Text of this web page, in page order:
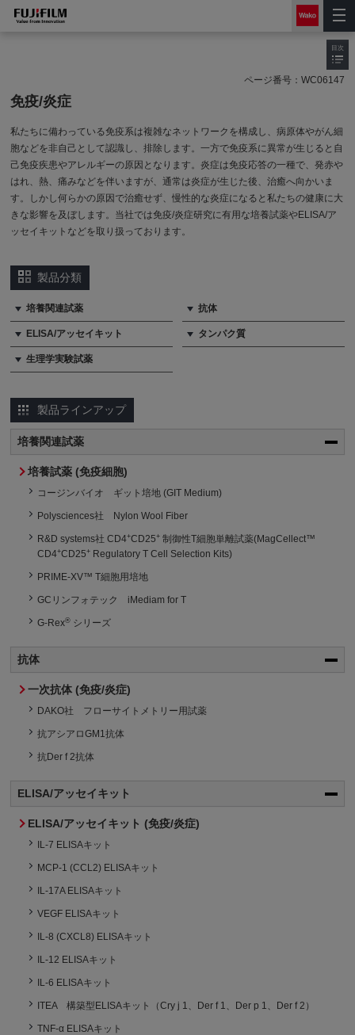
ページ番号： WC06147
免疫/炎症
私たちに備わっている免疫系は複雑なネットワークを構成し、病原体やがん細
胞などを非自己として認識し、排除します。一方で免疫系に異常が生じると自
己免疫疾患やアレルギーの原因となります。炎症は免疫応答の一種で、発赤や
はれ、熱、痛みなどを伴いますが、通常は炎症が生じた後、治癒へ向かいま
す。しかし何らかの原因で治癒せず、慢性的な炎症になると私たちの健康に大
きな影響を及ぼします。当社では免疫/炎症研究に有用な培養試薬やELISA/ア
ッセイキットなどを取り扱っております。
製品分類
培養関連試薬 抗体
ELISA/アッセイキット タンパク質
生理学実験試薬
製品ラインアップ
培養関連試薬
培養試薬 (免疫細胞)
コージンバイオ ギット培地 (GIT Medium)
Polysciences社 Nylon Wool Fiber
R&D systems社 CD4+CD25+ 制御性T細胞単離試薬(MagCellect™
CD4+CD25+ Regulatory T Cell Selection Kits)
PRIME-XV™ T細胞用培地
GCリンフォテック iMediam for T
G-Rex® シリーズ
抗体
一次抗体 (免疫/炎症)
DAKO社 フローサイトメトリー用試薬
抗アシアロGM1抗体
抗Der f 2抗体
ELISA/アッセイキット
ELISA/アッセイキット (免疫/炎症)
IL-7 ELISAキット
MCP-1 (CCL2) ELISAキット
IL-17A ELISAキット
VEGF ELISAキット
IL-8 (CXCL8) ELISAキット
IL-12 ELISAキット
IL-6 ELISAキット
ITEA 構築型ELISAキット（Cry j 1、Der f 1、Der p 1、Der f 2）
TNF-α ELISAキット
目次